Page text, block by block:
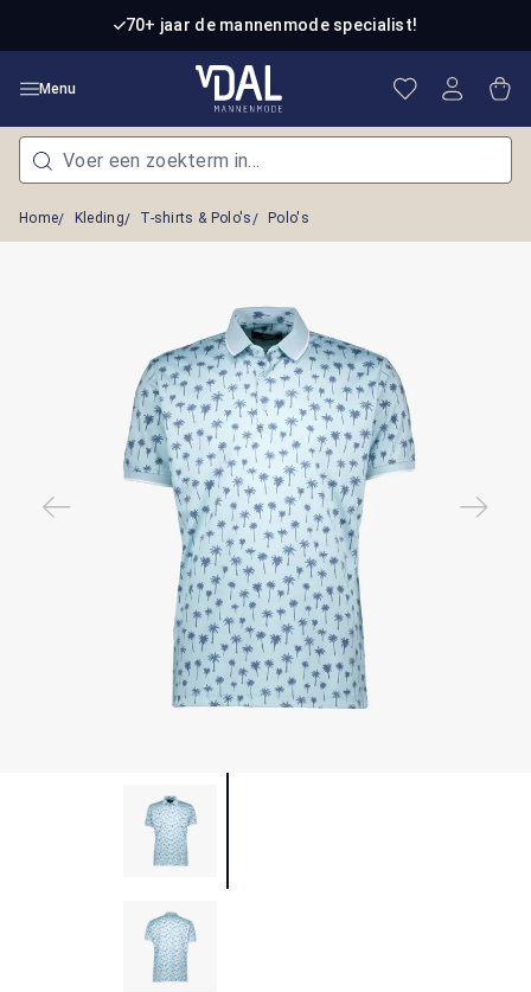
Ga naar de hoofdinhoud70+ jaar de mannenmode specialist!
Menu Je hebt 0
Home Kleding T-shirts & Polo's Polo's